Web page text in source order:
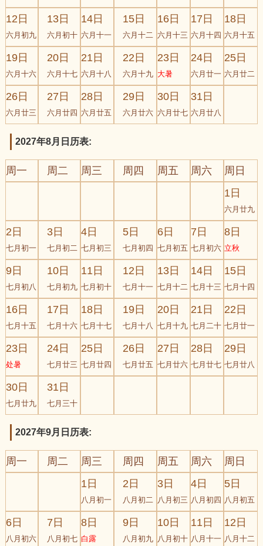
12日
六月初九
13日
六月初十
14日
六月十一
15日
六月十二
16日
六月十三
17日
六月十四
18日
六月十五
19日
六月十六
20日
六月十七
21日
六月十八
22日
六月十九
23日
大暑
24日
六月廿一
25日
六月廿二
26日
六月廿三
27日
六月廿四
28日
六月廿五
29日
六月廿六
30日
六月廿七
31日
六月廿八
2027年8月日历表:
周一 周二 周三 周四 周五 周六
周日
1日
六月廿九
2日
七月初一
3日
七月初二
4日
七月初三
5日
七月初四
6日
七月初五
7日
七月初六
8日
立秋
9日
七月初八
10日
七月初九
11日
七月初十
12日
七月十一
13日
七月十二
14日
七月十三
15日
七月十四
16日
七月十五
17日
七月十六
18日
七月十七
19日
七月十八
20日
七月十九
21日
七月二十
22日
七月廿一
23日
处暑
24日
七月廿三
25日
七月廿四
26日
七月廿五
27日
七月廿六
28日
七月廿七
29日
七月廿八
30日
七月廿九
31日
七月三十
2027年9月日历表:
周一 周二 周三 周四 周五 周六
周日
1日
八月初一
2日
八月初二
3日
八月初三
4日
八月初四
5日
八月初五
6日
八月初六
7日
八月初七
8日
白露
9日
八月初九
10日
八月初十
11日
八月十一
12日
八月十二